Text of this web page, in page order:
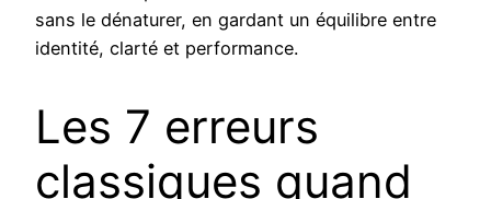
sans le dénaturer, en gardant un équilibre entre
identité, clarté et performance.
Les 7 erreurs
classiques quand